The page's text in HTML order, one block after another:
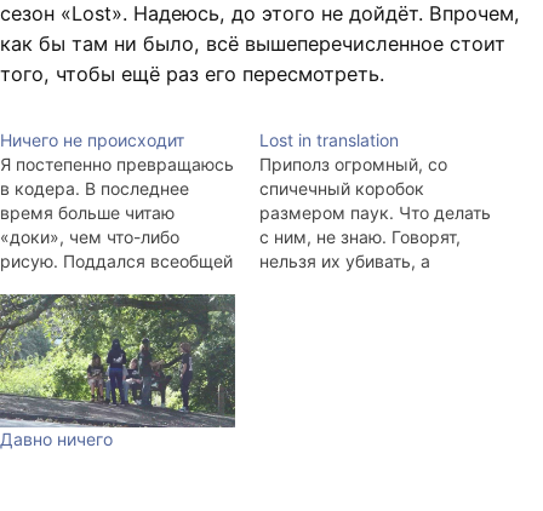
сезон «Lost». Надеюсь, до этого не дойдёт. Впрочем,
как бы там ни было, всё вышеперечисленное стоит
того, чтобы ещё раз его пересмотреть.
Ничего не происходит
Я постепенно превращаюсь
в кодера. В последнее
время больше читаю
«доки», чем что-либо
рисую. Поддался всеобщей
с закруглёнными краями.
Форматирую сознание,
перестаю думать
таблицами, заменяю их
плавающими div-ами.
Усложняю себе жизнь
XHTML Strict 1.0 и прочей
Lost in translation
Приполз огромный, со
спичечный коробок
размером паук. Что делать
с ним, не знаю. Говорят,
нельзя их убивать, а
Давно ничего